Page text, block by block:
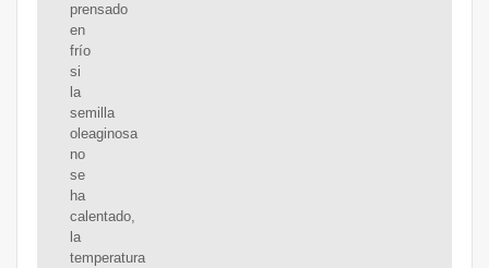
prensado
en
frío
si
la
semilla
oleaginosa
no
se
ha
calentado,
la
temperatura